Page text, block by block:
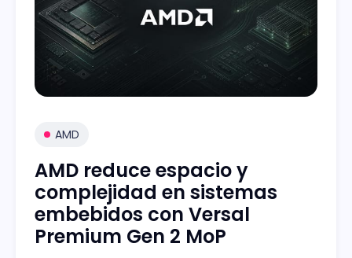
AMD
AMD reduce espacio y
complejidad en sistemas
embebidos con Versal
Premium Gen 2 MoP